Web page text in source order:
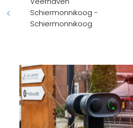
Schiermonnikoog -
Schiermonnikoog